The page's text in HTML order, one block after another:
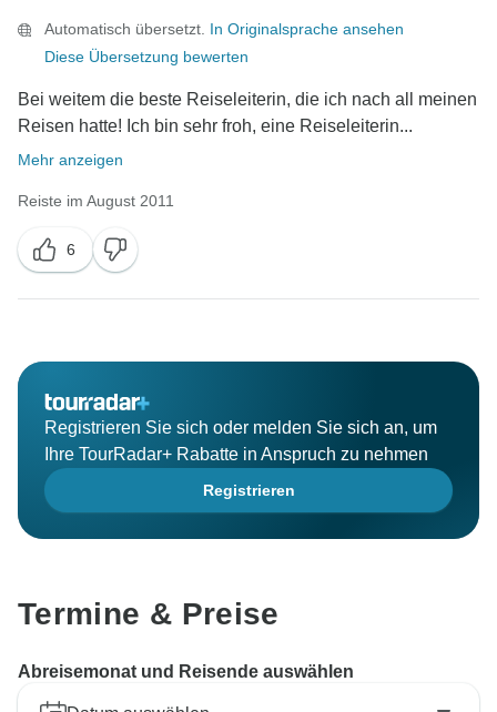
Automatisch übersetzt. In Originalsprache ansehen
Diese Übersetzung bewerten
Bei weitem die beste Reiseleiterin, die ich nach all meinen
Reisen hatte! Ich bin sehr froh, eine Reiseleiterin...
Mehr anzeigen
Reiste im August 2011
6
Registrieren Sie sich oder melden Sie sich an, um
Ihre TourRadar+ Rabatte in Anspruch zu nehmen
Registrieren
Termine & Preise
Abreisemonat und Reisende auswählen